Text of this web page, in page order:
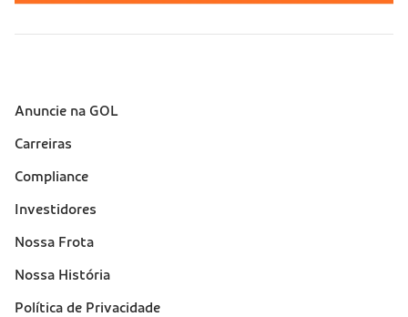
Sobre a Gol (footer)
Anuncie na GOL
Carreiras
Compliance
Investidores
Nossa Frota
Nossa História
Política de Privacidade